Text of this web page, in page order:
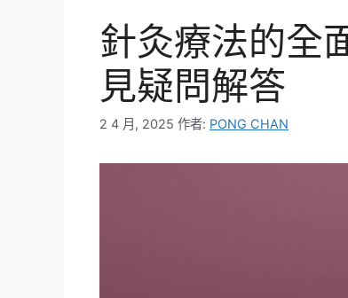
針灸療法的全
見疑問解答
2 4 月, 2025 作者: PONG CHAN